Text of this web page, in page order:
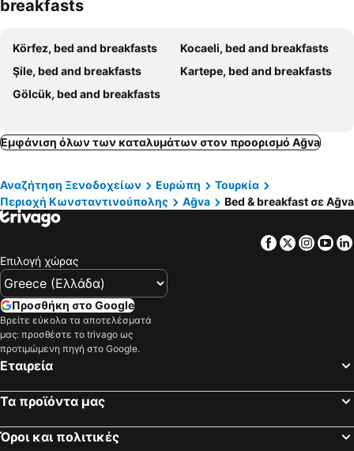
breakfasts
Körfez, bed and breakfasts
Kocaeli, bed and breakfasts
Şile, bed and breakfasts
Kartepe, bed and breakfasts
Gölcük, bed and breakfasts
Εμφάνιση όλων των καταλυμάτων στον προορισμό Ağva
Αναζήτηση Ξενοδοχείων Ευρώπη
Τουρκία
Περιοχή Κωνσταντινούπολης
Ağva Bed & breakfast σε Ağva
Facebook
Twitter
Επιλογή χώρας
Προσθήκη στο Google
Βρείτε εύκολα τα αποτελέσματά
μας: προσθέστε το trivago ως
προτιμώμενη πηγή στο Google.
Εταιρεία
Τα προϊόντα μας
Όροι και πολιτικές